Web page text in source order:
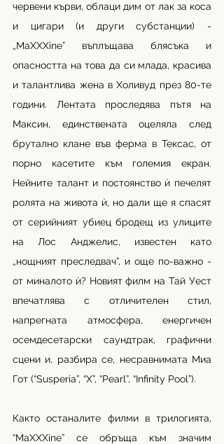
червени кърви, облаци дим от лак за коса
и цигари (и други субстанции) -
„MaXXXine” въплъщава блясъка и
опасността на това да си млада, красива
и талантлива жена в Холивуд през 80-те
години. Лентата проследява пътя на
Максин, единствената оцеляла след
брутално клане във ферма в Тексас, от
порно касетите към големия екран.
Нейните талант и постоянство ѝ печелят
ролята на живота ѝ, но дали ще я спасят
от серийният убиец бродещ из улиците
на Лос Анджелис, известен като
„нощният преследвач”, и още по-важно -
от миналото ѝ? Новият филм на Тай Уест
впечатлява с отличителен стил,
напрегната атмосфера, енергичен
осемдесетарски саундтрак, графични
сцени и, разбира се, несравнимата Миа
Гот (“Susperia”, “X”, “Pearl”, “Infinity Pool”).
Както останалите филми в трилогията,
“MaXXXine” се обръща към значим